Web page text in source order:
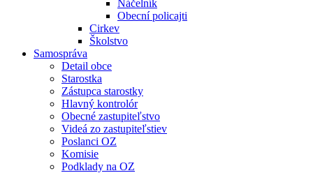
Náčelník
Obecní policajti
Cirkev
Školstvo
Samospráva
Detail obce
Starostka
Zástupca starostky
Hlavný kontrolór
Obecné zastupiteľstvo
Videá zo zastupiteľstiev
Poslanci OZ
Komisie
Podklady na OZ